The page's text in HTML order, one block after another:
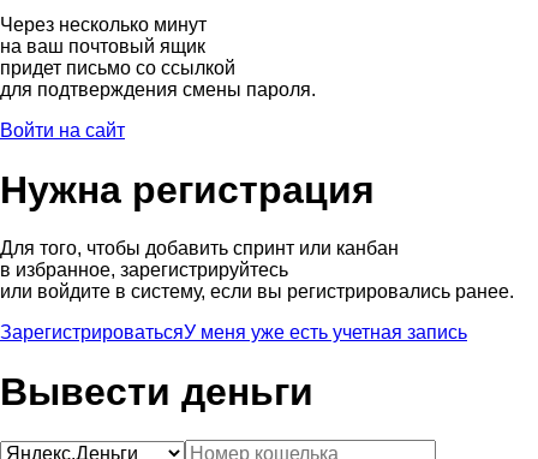
Через несколько минут
на ваш почтовый ящик
придет письмо со ссылкой
для подтверждения смены пароля.
Войти на сайт
Нужна регистрация
Для того, чтобы добавить спринт или канбан
в избранное, зарегистрируйтесь
или войдите в систему, если вы регистрировались ранее.
ЗарегистрироватьсяУ меня уже есть учетная запись
Вывести деньги